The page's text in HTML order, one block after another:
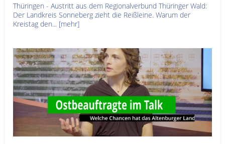
Thüringen - Austritt aus dem Regionalverbund Thüringer Wald:
Der Landkreis Sonneberg zieht die Reißleine. Warum der
Kreistag den... [mehr]